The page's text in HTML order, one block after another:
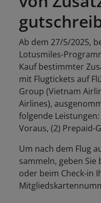
Ab dem 27/5/2025,
Lotusmiles-
Kauf bestimmter
mit Flugtickets auf
Group (Vietnam
Airlines),
folgende
Voraus, (2) Prepaid-
Um nach dem Flug
sammeln, geben
oder beim Check-in